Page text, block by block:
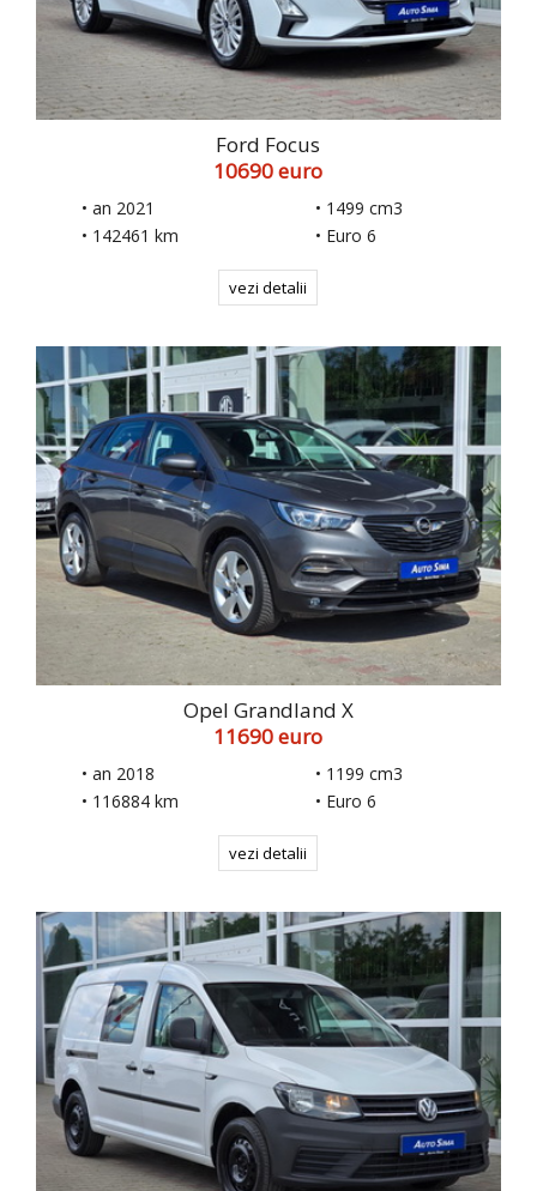
Ford Focus
10690 euro
• an 2021
• 142461 km
• 1499 cm3
• Euro 6
vezi detalii
Opel Grandland X
11690 euro
• an 2018
• 116884 km
• 1199 cm3
• Euro 6
vezi detalii